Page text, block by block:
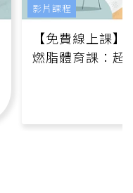
【免費線上課
燃脂體育課：超
影片課程